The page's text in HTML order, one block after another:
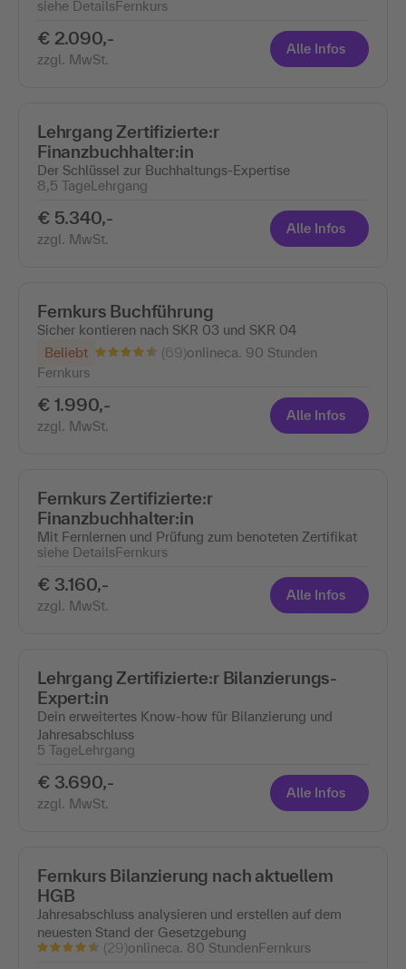
siehe DetailsFernkurs
€ 2.090,-
zzgl. MwSt.
Alle Infos
Lehrgang Zertifizierte:r
Finanzbuchhalter:in
Der Schlüssel zur Buchhaltungs-Expertise
8,5 TageLehrgang
€ 5.340,-
zzgl. MwSt.
Alle Infos
Fernkurs Buchführung
Sicher kontieren nach SKR 03 und SKR 04
Beliebt
(69)onlineca. 90 Stunden
Fernkurs
€ 1.990,-
zzgl. MwSt.
Alle Infos
Fernkurs Zertifizierte:r
Finanzbuchhalter:in
Mit Fernlernen und Prüfung zum benoteten Zertifikat
siehe DetailsFernkurs
€ 3.160,-
zzgl. MwSt.
Alle Infos
Lehrgang Zertifizierte:r Bilanzierungs-
Expert:in
Dein erweitertes Know-how für Bilanzierung und
Jahresabschluss
5 TageLehrgang
€ 3.690,-
zzgl. MwSt.
Alle Infos
Fernkurs Bilanzierung nach aktuellem
HGB
Jahresabschluss analysieren und erstellen auf dem
neuesten Stand der Gesetzgebung
(29)onlineca. 80 StundenFernkurs